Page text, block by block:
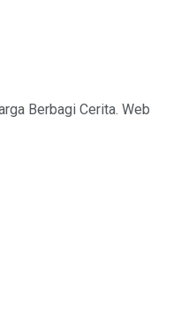
Berbagi Cerita. Web